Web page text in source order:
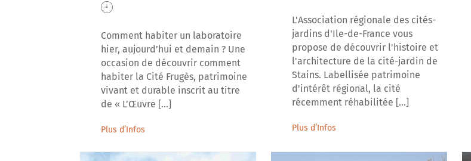
Comment habiter un laboratoire
hier, aujourd’hui et demain ? Une
occasion de découvrir comment
habiter la Cité Frugès, patrimoine
vivant et durable inscrit au titre
de « L’Œuvre [...]
Plus d’Infos
L'Association régionale des cités-
jardins d'Ile-de-France vous
propose de découvrir l'histoire et
l'architecture de la cité-jardin de
Stains. Labellisée patrimoine
d'intérêt régional, la cité
récemment réhabilitée [...]
Plus d’Infos